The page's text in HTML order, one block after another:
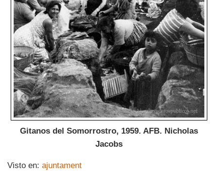
Gitanos del Somorrostro, 1959. AFB. Nicholas
Jacobs
Visto en: ajuntament